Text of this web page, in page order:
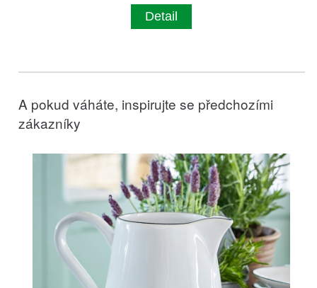
Detail
A pokud váháte, inspirujte se předchozími
zákazníky